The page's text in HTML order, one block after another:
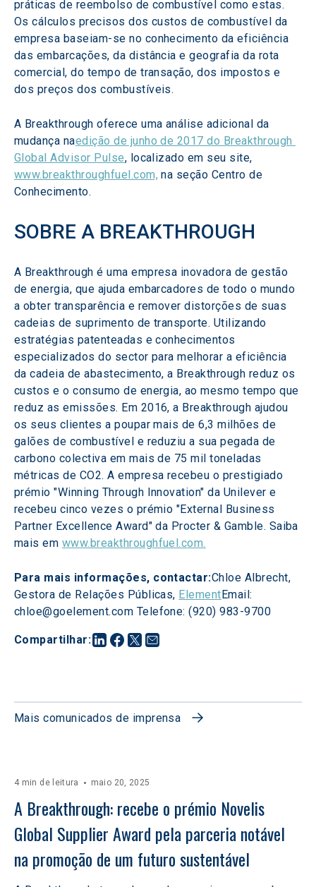
Compartilhar:
práticas de reembolso de combustível como estas.
Os cálculos precisos dos custos de combustível da
empresa baseiam-se no conhecimento da eficiência
das embarcações, da distância e geografia da rota
comercial, do tempo de transação, dos impostos e
dos preços dos combustíveis.
A Breakthrough oferece uma análise adicional da
mudança naedição de junho de 2017 do Breakthrough
Global Advisor Pulse, localizado em seu site,
www.breakthroughfuel.com, na seção Centro de
Conhecimento.
SOBRE A BREAKTHROUGH
A Breakthrough é uma empresa inovadora de gestão
de energia, que ajuda embarcadores de todo o mundo
a obter transparência e remover distorções de suas
cadeias de suprimento de transporte. Utilizando
estratégias patenteadas e conhecimentos
especializados do sector para melhorar a eficiência
da cadeia de abastecimento, a Breakthrough reduz os
custos e o consumo de energia, ao mesmo tempo que
reduz as emissões. Em 2016, a Breakthrough ajudou
os seus clientes a poupar mais de 6,3 milhões de
galões de combustível e reduziu a sua pegada de
carbono colectiva em mais de 75 mil toneladas
métricas de CO2. A empresa recebeu o prestigiado
prémio "Winning Through Innovation" da Unilever e
recebeu cinco vezes o prémio "External Business
Partner Excellence Award" da Procter & Gamble. Saiba
mais em www.breakthroughfuel.com.
Para mais informações, contactar:Chloe Albrecht,
Gestora de Relações Públicas, ElementEmail:
chloe@goelement.com Telefone: (920) 983-9700
Mais comunicados de imprensa
4 min de leitura maio 20, 2025
A Breakthrough: recebe o prémio Novelis
Global Supplier Award pela parceria notável
na promoção de um futuro sustentável